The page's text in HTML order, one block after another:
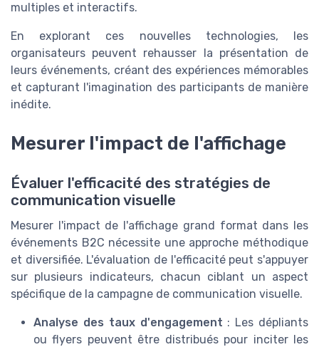
multiples et interactifs.
En explorant ces nouvelles technologies, les
organisateurs peuvent rehausser la présentation de
leurs événements, créant des expériences mémorables
et capturant l'imagination des participants de manière
inédite.
Mesurer l'impact de l'affichage
Évaluer l'efficacité des stratégies de
communication visuelle
Mesurer l'impact de l'affichage grand format dans les
événements B2C nécessite une approche méthodique
et diversifiée. L'évaluation de l'efficacité peut s'appuyer
sur plusieurs indicateurs, chacun ciblant un aspect
spécifique de la campagne de communication visuelle.
Analyse des taux d'engagement : Les dépliants
ou flyers peuvent être distribués pour inciter les